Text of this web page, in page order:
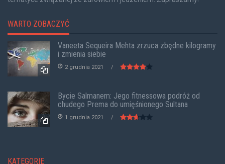
WARTO ZOBACZYĆ
Vaneeta Sequeira Mehta zrzuca zbędne kilogramy
i zmienia siebie
2 grudnia 2021
Bycie Salmanem: Jego fitnessowa podróż od
chudego Prema do umięśnionego Sultana
1 grudnia 2021
KATEGORIE